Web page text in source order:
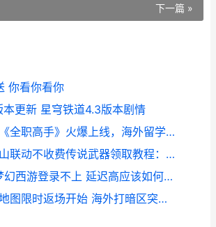
下一篇 »
你看你看你
本更新 星穹铁道4.3版本剧情
《吃鸡》联动《全职高手》火爆上线，海外留学生却集体破防 手游吃鸡联赛
逆战未来浪浪山联动不收费传说武器领取教程：国外玩国服卡顿延迟化解方法 逆战未来浪浪山小妖怪
2026海外玩梦幻西游登录不上 延迟高应该如何办 国外玩梦幻西游
暗区突围军港地图限时返场开始 海外打暗区突围延迟高如何办 暗区突围军港地图有什么等级的